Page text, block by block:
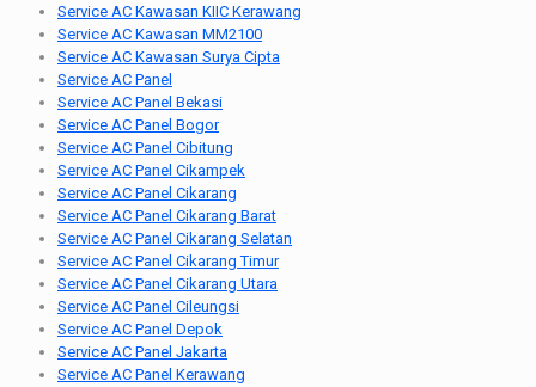
Service AC Kawasan KIIC Kerawang
Service AC Kawasan MM2100
Service AC Kawasan Surya Cipta
Service AC Panel
Service AC Panel Bekasi
Service AC Panel Bogor
Service AC Panel Cibitung
Service AC Panel Cikampek
Service AC Panel Cikarang
Service AC Panel Cikarang Barat
Service AC Panel Cikarang Selatan
Service AC Panel Cikarang Timur
Service AC Panel Cikarang Utara
Service AC Panel Cileungsi
Service AC Panel Depok
Service AC Panel Jakarta
Service AC Panel Kerawang